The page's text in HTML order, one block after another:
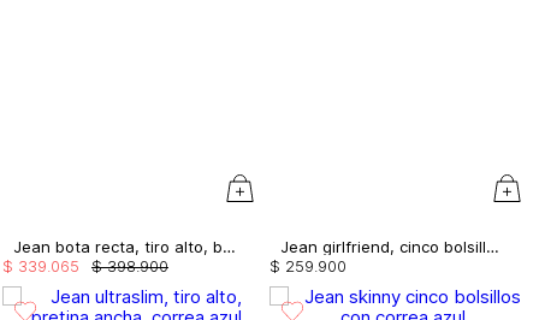
Jean bota recta, tiro alto, bolsillos cargo, cortes
$ 398.900
$ 339.065
Jean girlfriend, cinco bolsillos, tiro alto con destroyer
$ 259.900